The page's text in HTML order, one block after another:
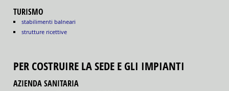
TURISMO
stabilimenti balneari
strutture ricettive
PER COSTRUIRE LA SEDE E GLI IMPIANTI
AZIENDA SANITARIA